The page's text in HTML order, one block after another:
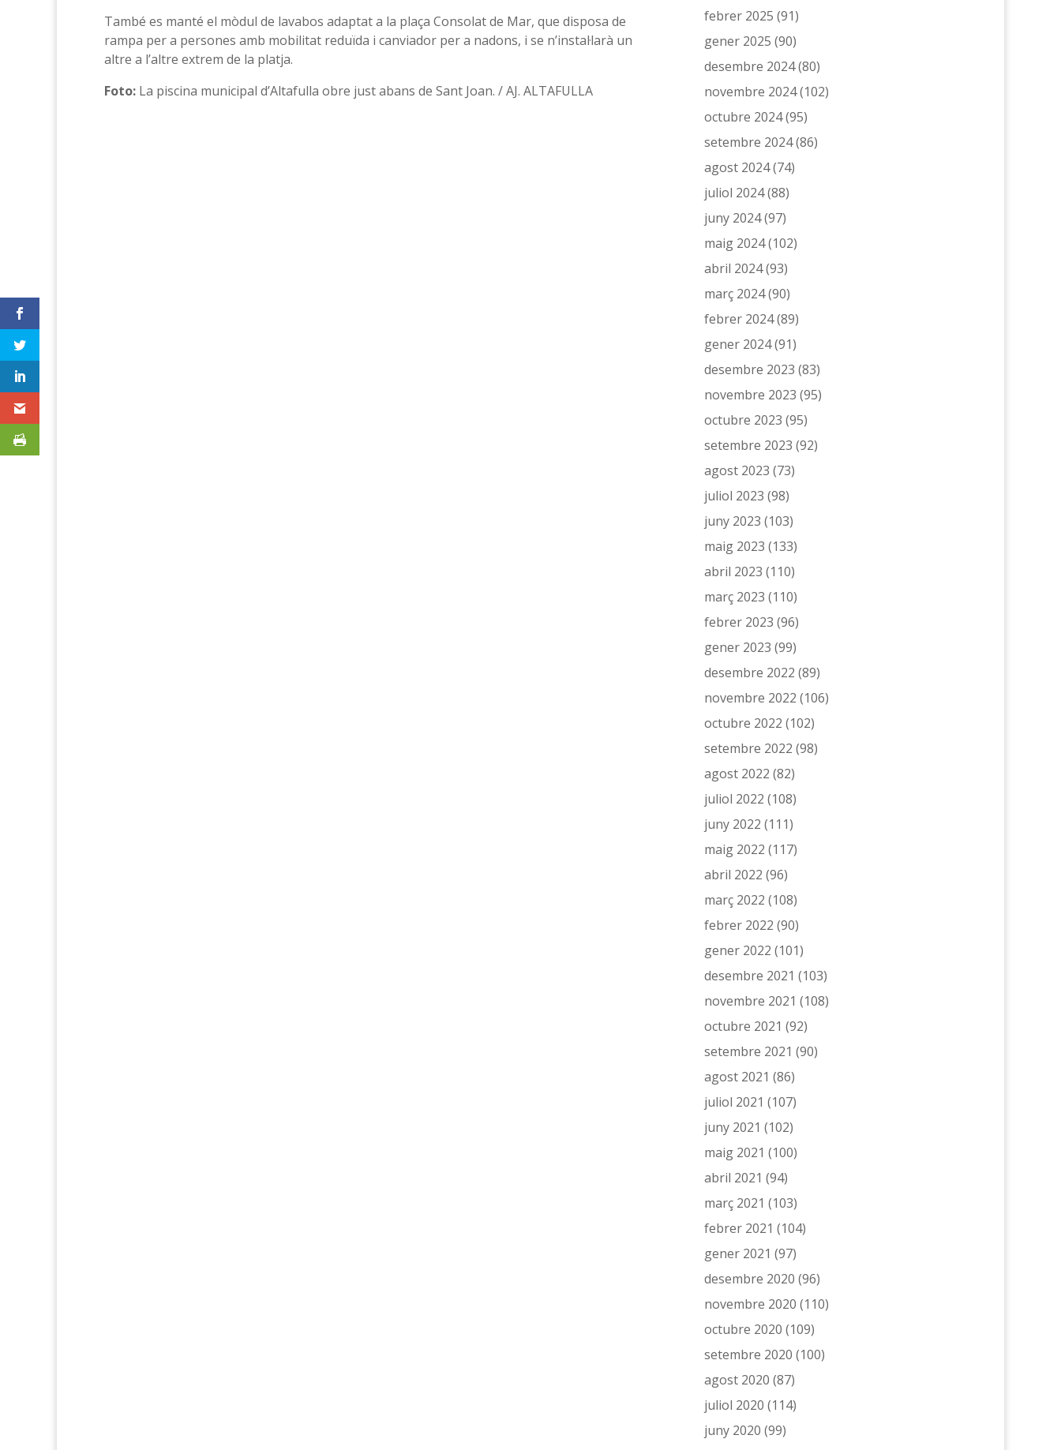
També es manté el mòdul de lavabos adaptat a la plaça Consolat de Mar, que disposa de
rampa per a persones amb mobilitat reduïda i canviador per a nadons, i se n’instal·larà un
altre a l’altre extrem de la platja.
Foto: La piscina municipal d’Altafulla obre just abans de Sant Joan. / AJ. ALTAFULLA
febrer 2025 (91)
gener 2025 (90)
desembre 2024(80)
novembre 2024(102)
octubre 2024(95)
setembre 2024(86)
agost 2024(74)
juliol 2024(88)
juny 2024(97)
maig 2024(102)
abril 2024(93)
març 2024(90)
febrer 2024(89)
gener 2024(91)
desembre 2023 (83)
novembre 2023 (95)
octubre 2023 (95)
setembre 2023 (92)
agost 2023 (73)
juliol 2023 (98)
juny 2023 (103)
maig 2023 (133)
abril 2023 (110)
març 2023 (110)
febrer 2023 (96)
gener 2023 (99)
desembre 2022 (89)
novembre 2022 (106)
octubre 2022 (102)
setembre 2022 (98)
agost 2022 (82)
juliol 2022 (108)
juny 2022 (111)
maig 2022 (117)
abril 2022 (96)
març 2022 (108)
febrer 2022 (90)
gener 2022 (101)
desembre 2021 (103)
novembre 2021 (108)
octubre 2021 (92)
setembre 2021 (90)
agost 2021 (86)
juliol 2021 (107)
juny 2021 (102)
maig 2021 (100)
abril 2021 (94)
març 2021 (103)
febrer 2021 (104)
gener 2021 (97)
desembre 2020 (96)
novembre 2020 (110)
octubre 2020 (109)
setembre 2020 (100)
agost 2020 (87)
juliol 2020 (114)
juny 2020 (99)